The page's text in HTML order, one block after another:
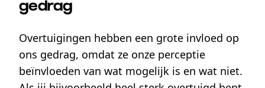
gedrag
Overtuigingen hebben een grote invloed op
ons gedrag, omdat ze onze perceptie
beïnvloeden van wat mogelijk is en wat niet.